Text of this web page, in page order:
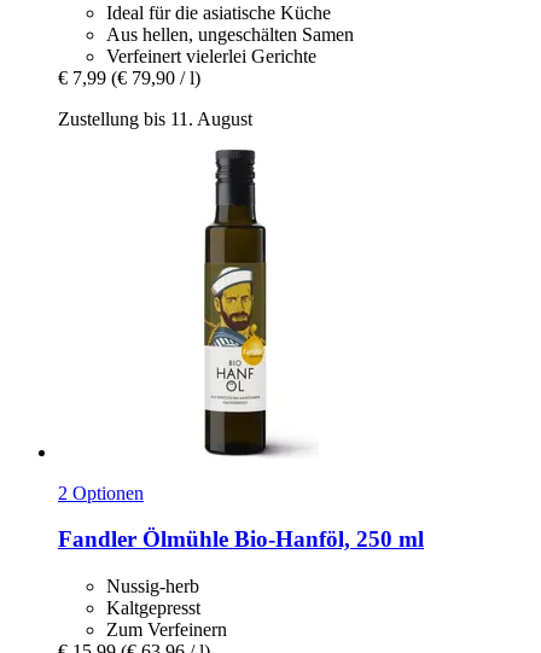
Ideal für die asiatische Küche
Aus hellen, ungeschälten Samen
Verfeinert vielerlei Gerichte
€ 7,99 (€ 79,90 / l)
Zustellung bis 11. August
2 Optionen
Fandler Ölmühle Bio-​Hanföl, 250 ml
Nussig-herb
Kaltgepresst
Zum Verfeinern